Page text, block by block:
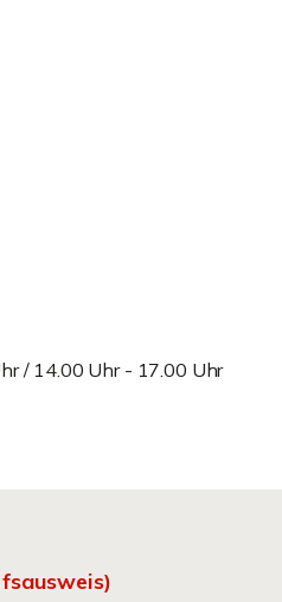
/ 14.00 Uhr - 17.00 Uhr